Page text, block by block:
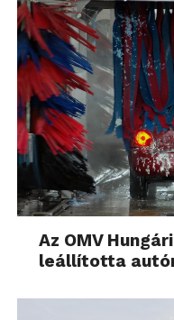
Az OMV
leállította